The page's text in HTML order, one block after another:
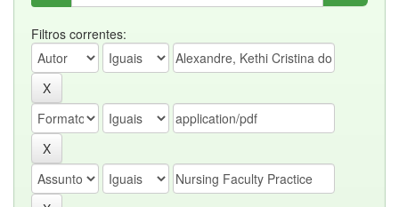
Filtros correntes: